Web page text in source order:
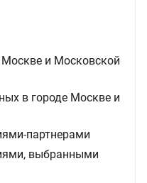
и Московской
в городе Москве и
партнерами
выбранными